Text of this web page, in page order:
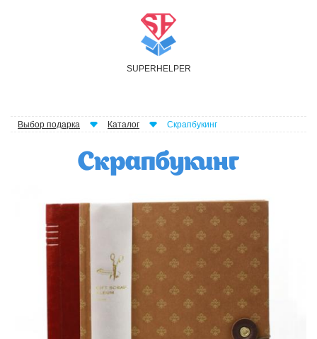
SUPER H ELPER
Выбор подарка Каталог Скрапбукинг
Скрапбукинг